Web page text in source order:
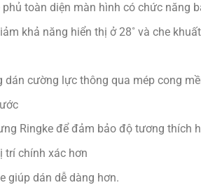
toàn diện màn hình có chức năng
khả năng hiển thị ở 28˚ và che
cường lực thông qua mép cong
Ringke để đảm bảo độ tương thích
trí chính xác hơn
giúp dán dễ dàng hơn.